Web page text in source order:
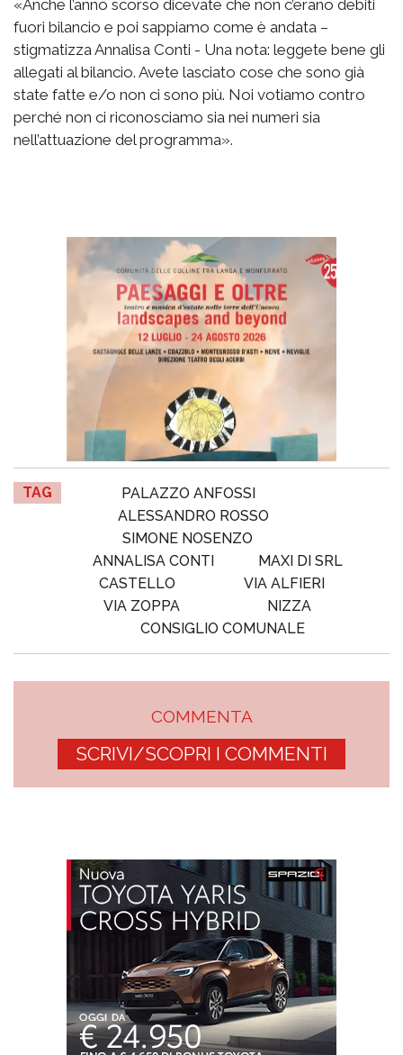
«Anche l’anno scorso dicevate che non c’erano debiti
fuori bilancio e poi sappiamo come è andata –
stigmatizza Annalisa Conti - Una nota: leggete bene gli
allegati al bilancio. Avete lasciato cose che sono già
state fatte e/o non ci sono più. Noi votiamo contro
perché non ci riconosciamo sia nei numeri sia
nell’attuazione del programma».
TAG
PALAZZO ANFOSSI
ALESSANDRO ROSSO
SIMONE NOSENZO
ANNALISA CONTI
MAXI DI SRL
CASTELLO
VIA ALFIERI
VIA ZOPPA
NIZZA
CONSIGLIO COMUNALE
COMMENTA
SCRIVI/SCOPRI I COMMENTI